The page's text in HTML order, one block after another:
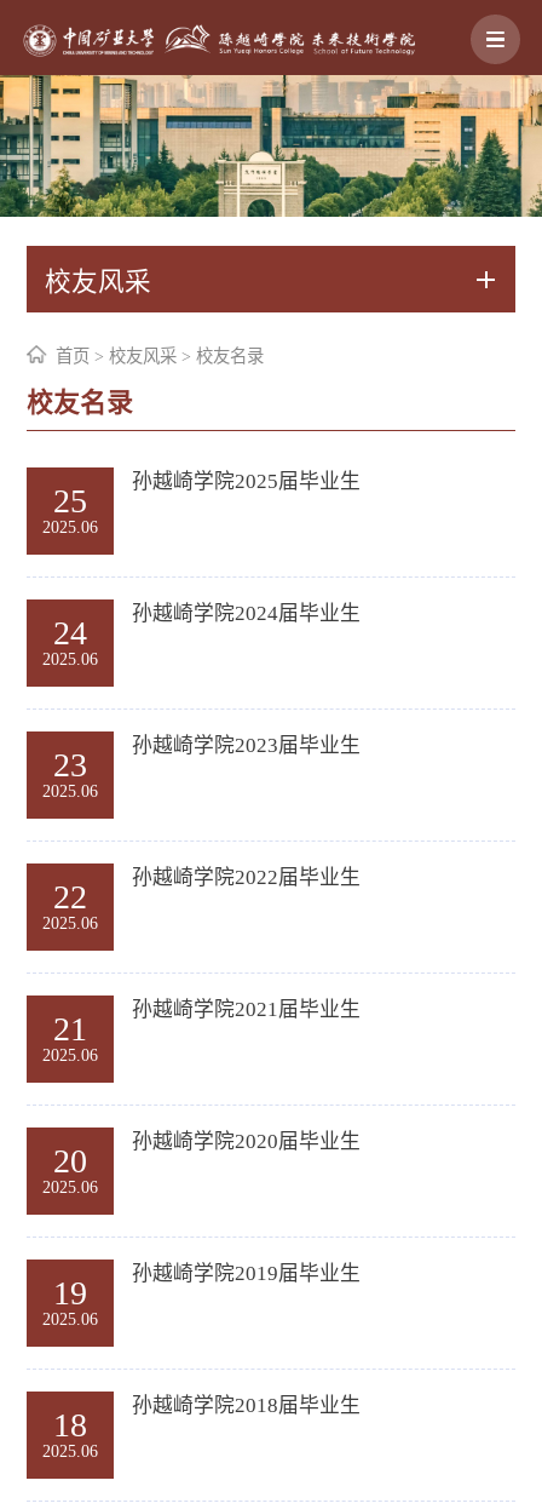
校友风采
校友名录
首页 >校友风采 >校友名录
25
2025.06
孙越崎学院2025届毕业生
24
2025.06
孙越崎学院2024届毕业生
23
2025.06
孙越崎学院2023届毕业生
22
2025.06
孙越崎学院2022届毕业生
21
2025.06
孙越崎学院2021届毕业生
20
2025.06
孙越崎学院2020届毕业生
19
2025.06
孙越崎学院2019届毕业生
18
2025.06
孙越崎学院2018届毕业生